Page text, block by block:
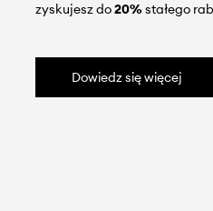
zyskujesz do20%stałego
Dowiedz się więcej